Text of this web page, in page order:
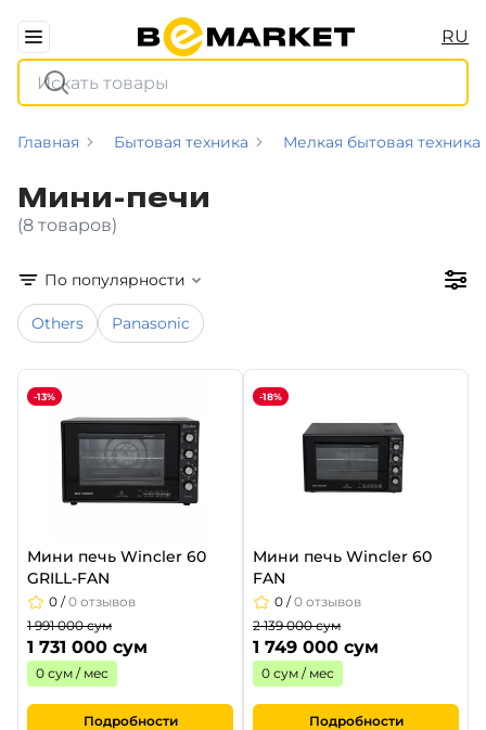
RU
Главная Бытовая техника Мелкая бытовая техника
Мини-печи
(8 товаров)
По популярности
Others Panasonic
-13%
Мини печь Wincler 60
GRILL-FAN
0 /0 отзывов
1 991 000 сум
1 731 000 сум
0 сум / мес
Подробности
-18%
Мини печь Wincler 60
FAN
0 /0 отзывов
2 139 000 сум
1 749 000 сум
0 сум / мес
Подробности